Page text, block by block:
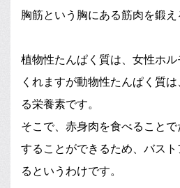
胸筋という胸にある筋肉を鍛え
植物性たんぱく質は、女性ホ
くれますが動物性たんぱく質
る栄養素です。
そこで、赤身肉を食べること
することができるため、バス
るというわけです。